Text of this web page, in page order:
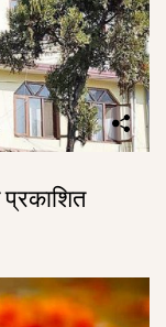
प्रकाशित